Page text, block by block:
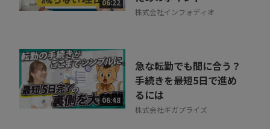
06:22
株式会社インフォディオ
06:48
急な転勤でも間に合う？
手続きを最短5日で進め
るには
株式会社ギガプライズ